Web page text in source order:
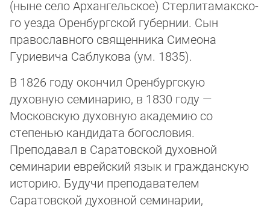
(ныне село Архангельское) Стер­ли­та­мак­ско­
го уезда Оренбургской гу­бер­нии. Сын
православного священника Симеона
Гуриевича Саблукова (ум. 1835).
В 1826 году окончил Оренбургскую
духовную семинарию, в 1830 году —
Московскую духовную академию со
степенью кандидата богословия.
Преподавал в Саратовской духовной
семинарии еврейский язык и гражданскую
историю. Будучи преподавателем
Саратовской духовной семинарии,